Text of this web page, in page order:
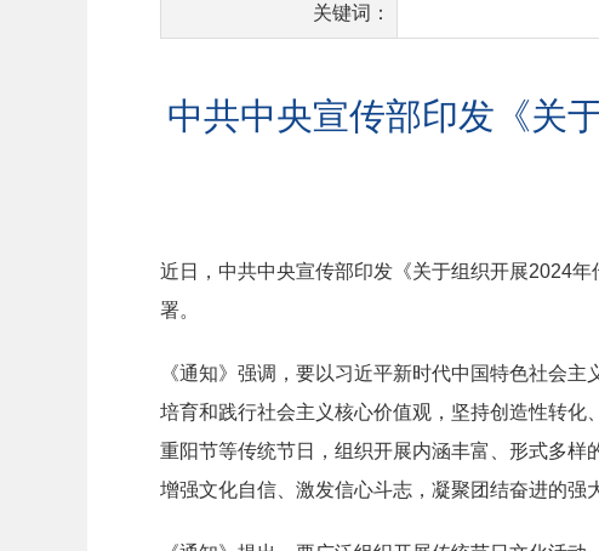
关键词：
中共中央宣传部印发《关
近日，中共中央宣传部印发《关于组织开展2024
署。
《通知》强调，要以习近平新时代中国特色社会
培育和践行社会主义核心价值观，坚持创造性转化
重阳节等传统节日，组织开展内涵丰富、形式多样
增强文化自信、激发信心斗志，凝聚团结奋进的强